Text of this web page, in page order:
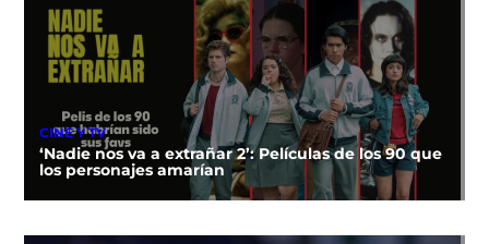
CINE Y TV
‘Nadie nos va a extrañar 2’: Películas de los 90 que
los personajes amarían